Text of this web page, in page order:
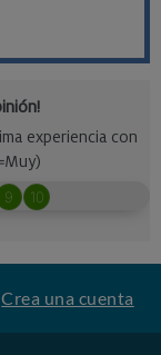
Crea una cuenta